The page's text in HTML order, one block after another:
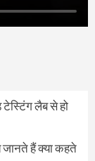
टेस्टिंग लैब से हो
जानते हैं क्या कहते